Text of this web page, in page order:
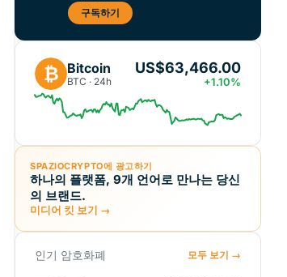
구독하기
₿ Bitcoin
BTC · 24h
US$63,466.00
+1.10%
SPAZIOCRYPTO에 광고하기
하나의 플랫폼, 9개 언어로 만나는 당신
의 브랜드.
미디어 킷 보기 →
인기 암호화폐 모두 보기 →